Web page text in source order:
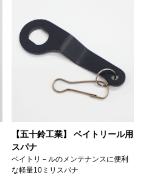
【五十鈴工業】 ベイトリール用
スパナ
ベイトリ－ルのメンテナンスに便利
な軽量10ミリスパナ